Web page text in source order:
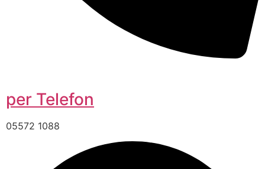
per Telefon
05572 1088